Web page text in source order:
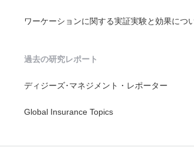
ワーケーションに関する実証実験と効果につ
過去の研究レポート
ディジーズ･マネジメント・レポーター
Global Insurance Topics